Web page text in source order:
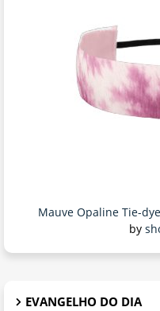
Mauve Opaline Tie-
by
EVANGELHO DO DIA